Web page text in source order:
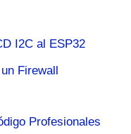
I2C al ESP32
Firewall
Profesionales